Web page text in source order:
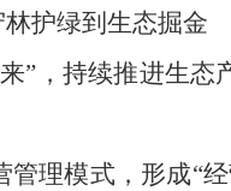
护绿到生态掘金
”，持续推进生
理模式，形成“